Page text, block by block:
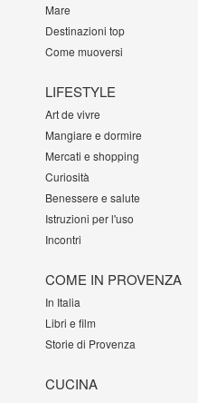
Mare
Destinazioni top
Come muoversi
LIFESTYLE
Art de vivre
Mangiare e dormire
Mercati e shopping
Curiosità
Benessere e salute
Istruzioni per l'uso
Incontri
COME IN PROVENZA
In Italia
Libri e film
Storie di Provenza
CUCINA